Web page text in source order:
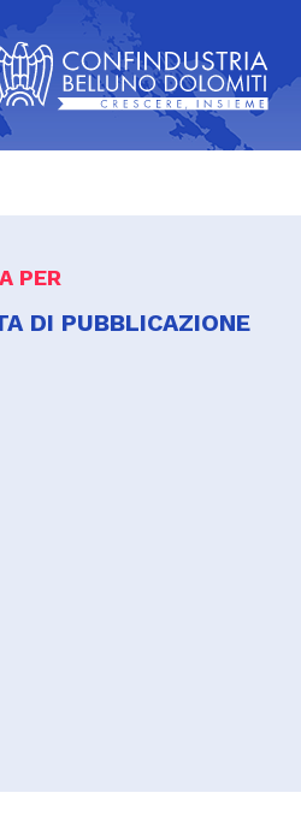
PER
DI PUBBLICAZIONE